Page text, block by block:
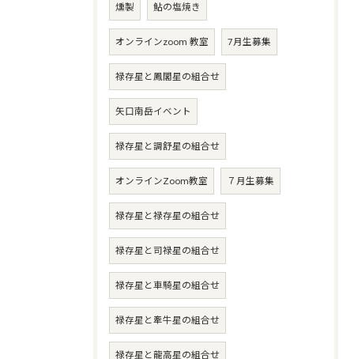
燻製 鮎の塩焼き
オンラインzoom 教室 7月生募集
禄存星と鳳閣星の組合せ
矢口南岳イベント
禄存星と調舒星の組合せ
オンラインZoom教室 ７月生募集
禄存星と禄存星の組合せ
禄存星と司禄星の組合せ
禄存星と車騎星の組合せ
禄存星と牽牛星の組合せ
禄存星と龍高星の組合せ